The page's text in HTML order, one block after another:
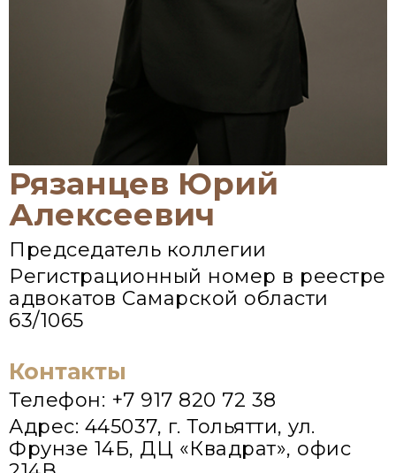
Рязанцев Юрий
Алексеевич
Председатель коллегии
Регистрационный номер в реестре
адвокатов Самарской области
63/1065
Контакты
Телефон: +7 917 820 72 38
Адрес: 445037, г. Тольятти, ул.
Фрунзе 14Б, ДЦ «Квадрат», офис